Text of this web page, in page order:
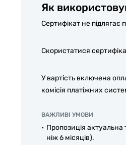
Як
Сертифікат не підлягає
Скористатися
У вартість включена
комісія платіжних
ВАЖЛИВІ УМОВИ
Пропозиція актуальна
ніж 6 місяців).